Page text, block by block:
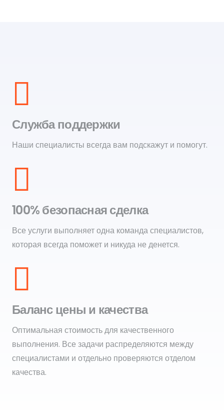
Служба поддержки
Наши специалисты всегда вам подскажут и помогут.
100% безопасная сделка
Все услуги выполняет одна команда специалистов,
которая всегда поможет и никуда не денется.
Баланс цены и качества
Оптимальная стоимость для качественного
выполнения. Все задачи распределяются между
специалистами и отдельно проверяются отделом
качества.